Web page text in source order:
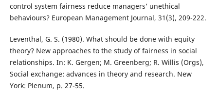
control system fairness reduce managers’ unethical
behaviours? European Management Journal, 31(3), 209-222.
Leventhal, G. S. (1980). What should be done with equity
theory? New approaches to the study of fairness in social
relationships. In: K. Gergen; M. Greenberg; R. Willis (Orgs),
Social exchange: advances in theory and research. New
York: Plenum, p. 27-55.